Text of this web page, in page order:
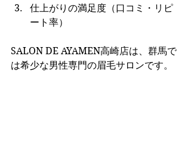
仕上がりの満足度（口コミ・リピ
ート率）
SALON DE AYAMEN高崎店は、群馬で
は希少な男性専門の眉毛サロンです。